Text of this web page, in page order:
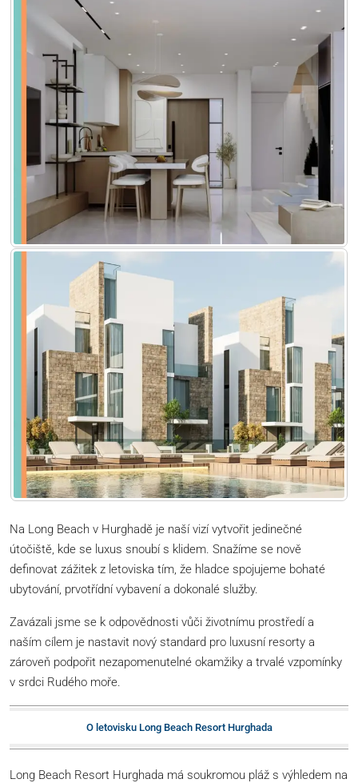
Na Long Beach v Hurghadě je naší vizí vytvořit jedinečné
útočiště, kde se luxus snoubí s klidem. Snažíme se nově
definovat zážitek z letoviska tím, že hladce spojujeme bohaté
ubytování, prvotřídní vybavení a dokonalé služby.
Zavázali jsme se k odpovědnosti vůči životnímu prostředí a
naším cílem je nastavit nový standard pro luxusní resorty a
zároveň podpořit nezapomenutelné okamžiky a trvalé vzpomínky
v srdci Rudého moře.
O letovisku Long Beach Resort Hurghada
Long Beach Resort Hurghada má soukromou pláž s výhledem na